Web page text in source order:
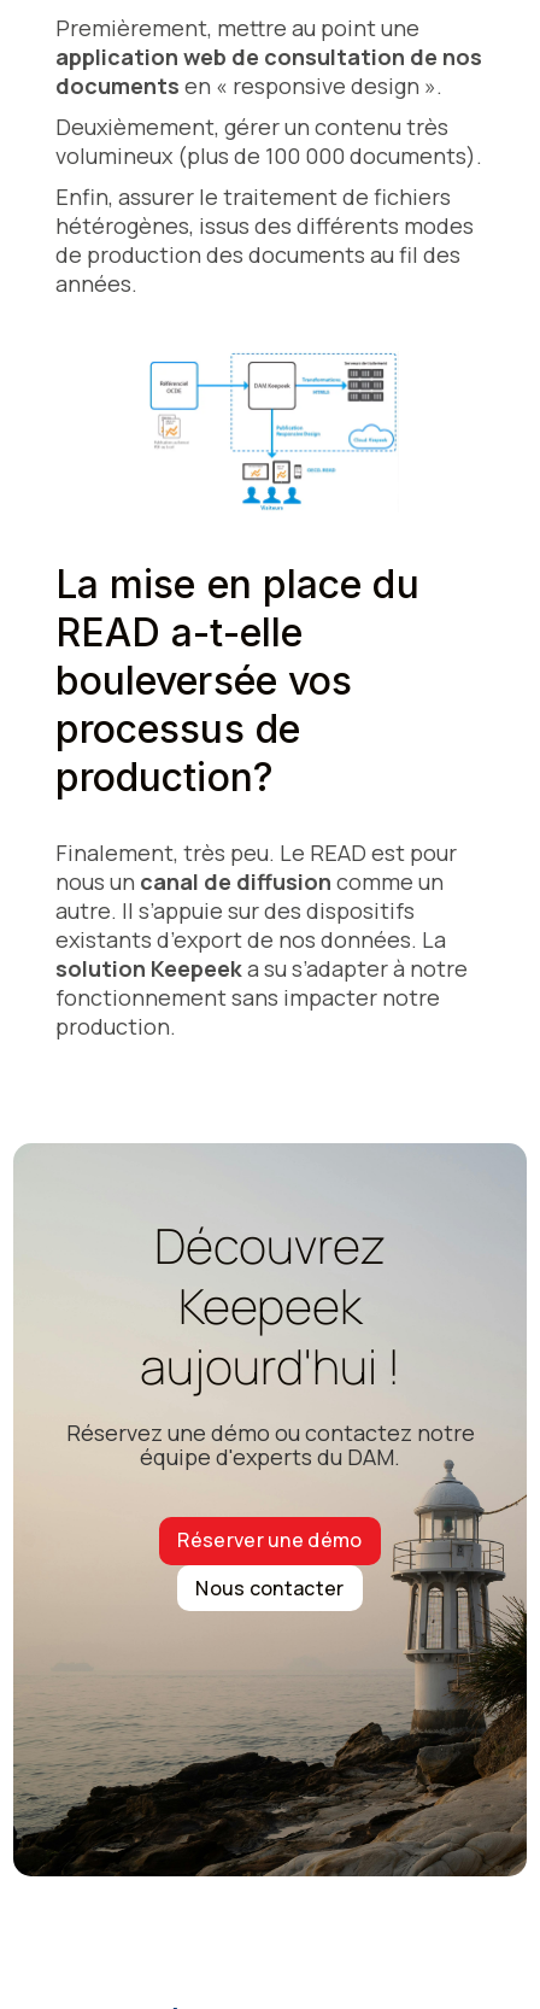
Premièrement, mettre au point une
application web de consultation de nos
documents en « responsive design ».
Deuxièmement, gérer un contenu très
volumineux (plus de 100 000 documents).
Enfin, assurer le traitement de fichiers
hétérogènes, issus des différents modes
de production des documents au fil des
années.
La mise en place du
READ a-t-elle
bouleversée vos
processus de
production?
Finalement, très peu. Le READ est pour
nous un canal de diffusion comme un
autre. Il s’appuie sur des dispositifs
existants d’export de nos données. La
solution Keepeeka su s’adapter à notre
fonctionnement sans impacter notre
production.
Découvrez
Keepeek
aujourd'hui !
Réservez une démo ou contactez notre
équipe d'experts du DAM.
Réserver une démo
Nous contacter